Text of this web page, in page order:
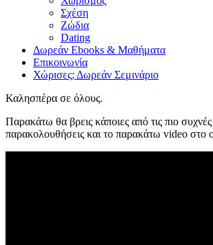
Σχέση
Ζώδια
Dating
Δωρεάν Ebooks & Μαθήματα
Επικοινωνία
Χώρισες; Δωρεάν Σεμινάριο
Καλησπέρα σε όλους.
Παρακάτω θα βρεις κάποιες από τις πιο
παρακολουθήσεις και το παρακάτω video στο